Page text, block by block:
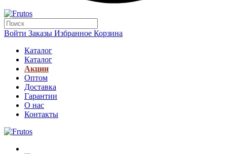
Войти Заказы Избранное Корзина
Каталог
Каталог
Акции
Оптом
Доставка
Гарантии
О нас
Контакты